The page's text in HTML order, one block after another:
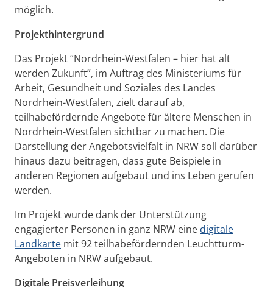
möglich.
Projekthintergrund
Das Projekt “Nordrhein-Westfalen – hier hat alt
werden Zukunft”, im Auftrag des Ministeriums für
Arbeit, Gesundheit und Soziales des Landes
Nordrhein-Westfalen, zielt darauf ab,
teilhabefördernde Angebote für ältere Menschen in
Nordrhein-Westfalen sichtbar zu machen. Die
Darstellung der Angebotsvielfalt in NRW soll darüber
hinaus dazu beitragen, dass gute Beispiele in
anderen Regionen aufgebaut und ins Leben gerufen
werden.
Im Projekt wurde dank der Unterstützung
engagierter Personen in ganz NRW eine digitale
Landkarte mit 92 teilhabefördernden Leuchtturm-
Angeboten in NRW aufgebaut.
Digitale Preisverleihung